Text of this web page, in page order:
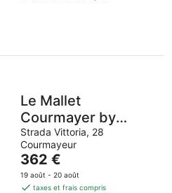
Le Mallet
Courmayer by
Halldis
Strada Vittoria, 28
Courmayeur
Le
prix
est
362 €
19 août - 20 août
taxes et frais compris